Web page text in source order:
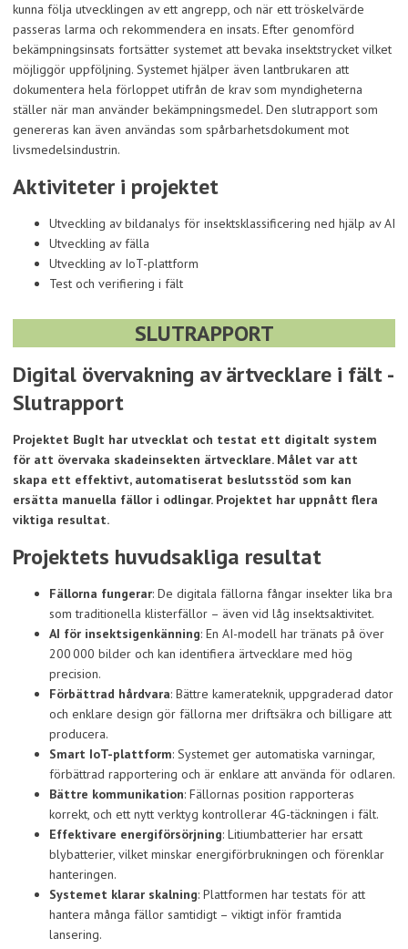
kunna följa utvecklingen av ett angrepp, och när ett tröskelvärde
passeras larma och rekommendera en insats. Efter genomförd
bekämpningsinsats fortsätter systemet att bevaka insektstrycket vilket
möjliggör uppföljning. Systemet hjälper även lantbrukaren att
dokumentera hela förloppet utifrån de krav som myndigheterna
ställer när man använder bekämpningsmedel. Den slutrapport som
genereras kan även användas som spårbarhetsdokument mot
livsmedelsindustrin.
Aktiviteter i projektet
Utveckling av bildanalys för insektsklassificering ned hjälp av AI
Utveckling av fälla
Utveckling av IoT-plattform
Test och verifiering i fält
SLUTRAPPORT
Digital övervakning av ärtvecklare i fält-
Slutrapport
Projektet BugIt har utvecklat och testat ett digitalt system
för att övervaka skadeinsekten ärtvecklare. Målet var att
skapa ett effektivt, automatiserat beslutsstöd som kan
ersätta manuella fällor i odlingar. Projektet har uppnått flera
viktiga resultat.
Projektets huvudsakliga resultat
Fällorna fungerar: De digitala fällorna fångar insekter lika bra
som traditionella klisterfällor – även vid låg insektsaktivitet.
AI för insektsigenkänning: En AI-modell har tränats på över
200 000 bilder och kan identifiera ärtvecklare med hög
precision.
Förbättrad hårdvara: Bättre kamerateknik, uppgraderad dator
och enklare design gör fällorna mer driftsäkra och billigare att
producera.
Smart IoT-plattform: Systemet ger automatiska varningar,
förbättrad rapportering och är enklare att använda för odlaren.
Bättre kommunikation: Fällornas position rapporteras
korrekt, och ett nytt verktyg kontrollerar 4G-täckningen i fält.
Effektivare energiförsörjning: Litiumbatterier har ersatt
blybatterier, vilket minskar energiförbrukningen och förenklar
hanteringen.
Systemet klarar skalning: Plattformen har testats för att
hantera många fällor samtidigt – viktigt inför framtida
lansering.